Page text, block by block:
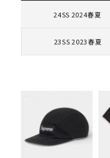
キャップ・ハット
カテゴリーから探す
シーズンから探す
24SS 2024春夏
23SS 2023春夏